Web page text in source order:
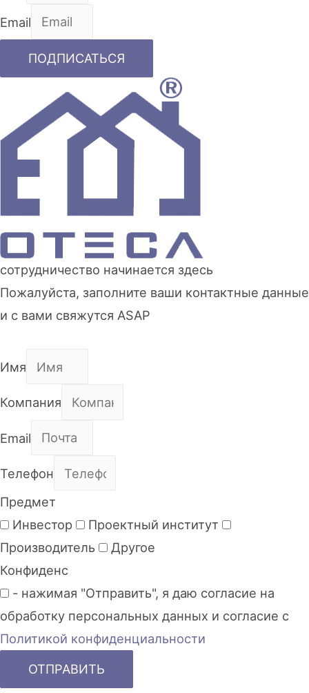
Email
ПОДПИСАТЬСЯ
сотрудничество начинается здесь
Пожалуйста, заполните ваши контактные данные
и с вами свяжутся ASAP
Имя
Компания
Email
Телефон
Предмет
Инвестор
Проектный институт
Производитель
Другое
Конфиденс
- нажимая "Отправить", я даю согласие на
обработку персональных данных и согласие с
Политикой конфиденциальности
ОТПРАВИТЬ